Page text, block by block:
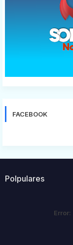
FACEBOOK
Polpulares
Error: